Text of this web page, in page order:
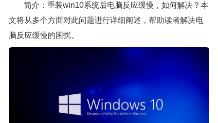
简介：重装win10系统后电脑反应缓慢，如何解决？本
文将从多个方面对此问题进行详细阐述，帮助读者解决电
脑反应缓慢的困扰。